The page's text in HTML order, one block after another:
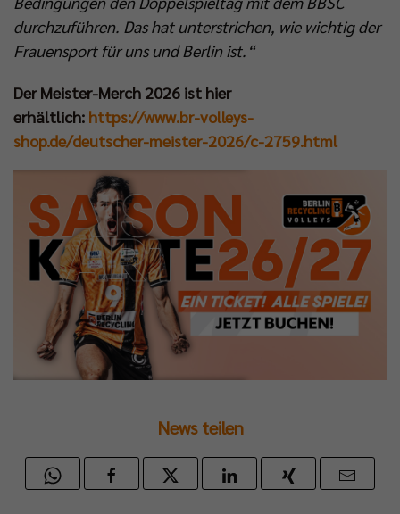
durchzuführen. Das hat unterstrichen, wie wichtig der
Frauensport für uns und Berlin ist.“
Der Meister-Merch 2026 ist hier
erhältlich: https://www.br-volleys-
shop.de/deutscher-meister-2026/c-2759.html
News teilen